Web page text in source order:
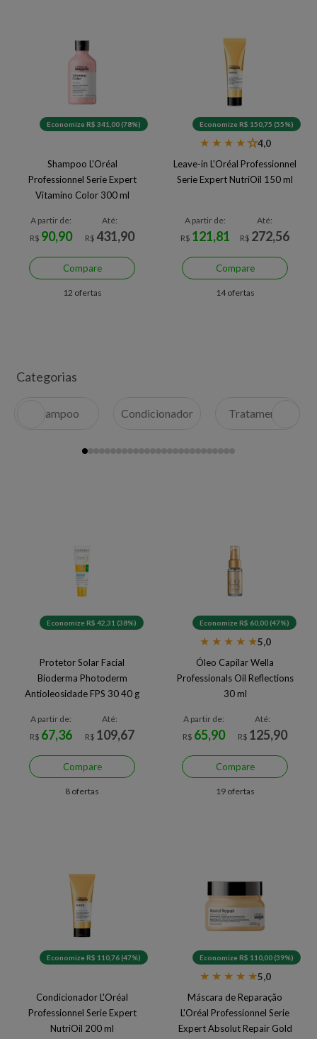
Economize R$ 341,00 (78%)
Shampoo L'Oréal
Professionnel Serie Expert
Vitamino Color 300 ml
A partir de:
R$ 90,90
Até:
R$ 431,90
Compare
12 ofertas
Economize R$ 150,75 (55%)
★ ★ ★ ★★4,0
Leave-in L'Oréal Professionnel
Serie Expert NutriOil 150 ml
A partir de:
R$ 121,81
Até:
R$ 272,56
Compare
14 ofertas
Categorias
Shampoo Condicionador Tratamento
Economize R$ 42,31 (38%)
Protetor Solar Facial
Bioderma Photoderm
Antioleosidade FPS 30 40 g
A partir de:
R$ 67,36
Até:
R$ 109,67
Compare
8 ofertas
Economize R$ 60,00 (47%)
★ ★ ★ ★ ★5,0
Óleo Capilar Wella
Professionals Oil Reflections
30 ml
A partir de:
R$ 65,90
Até:
R$ 125,90
Compare
19 ofertas
Economize R$ 110,76 (47%)
Condicionador L'Oréal
Professionnel Serie Expert
NutriOil 200 ml
Economize R$ 110,00 (39%)
★ ★ ★ ★ ★5,0
Máscara de Reparação
L'Oréal Professionnel Serie
Expert Absolut Repair Gold